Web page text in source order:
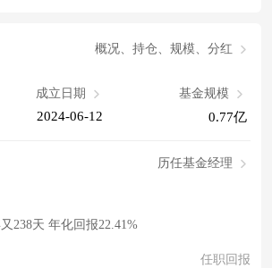
概况、持仓、规模、分红
成立日期
2024-06-12
基金规模
0.77亿
历任基金经理
238天 年化回报22.41%
任职回报